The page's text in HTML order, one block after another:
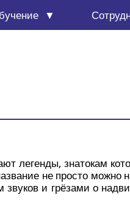
леген­ды, зна­то­кам
не про­сто мож­но
зву­ков и грё­за­ми о